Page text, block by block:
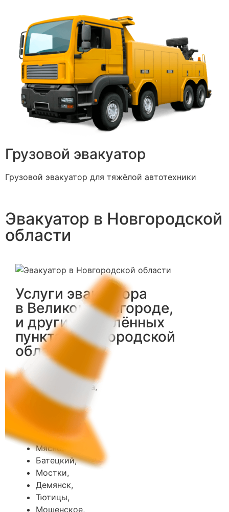
Грузовой эвакуатор
Грузовой эвакуатор для тяжёлой автотехники
Эвакуатор в Новгородской
области
Услуги эвакуатора
в Великом Новгороде,
и других населённых
пунктах Новгородской
области:
Чудово,
Малая Вишера,
Боровичи,
Крестцы,
Старая Русса,
Мясной Бор,
Батецкий,
Мостки,
Демянск,
Тютицы,
Мошенское,